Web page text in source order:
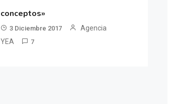
conceptos»
3 Diciembre 2017
Agencia
YEA
7